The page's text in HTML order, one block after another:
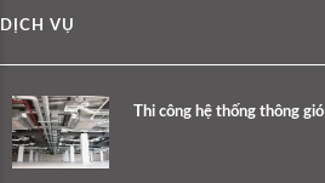
DỊCH VỤ
Thi công hệ thống thông gió